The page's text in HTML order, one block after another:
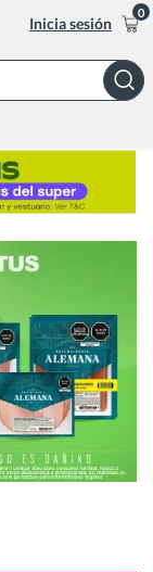
Inicia sesión
0